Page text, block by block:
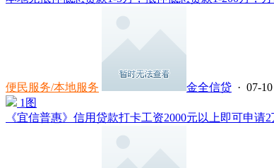
便民服务/本地服务 金全信贷 · 07-
1图
《宜信普惠》信用贷款打卡工资2000元以上即可申请